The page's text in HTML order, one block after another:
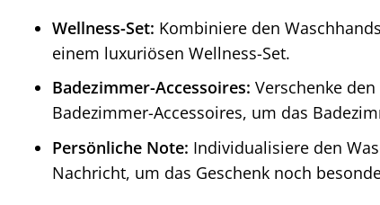
Wellness-Set: Kombiniere den
einem luxuriösen Wellness-Set.
Badezimmer-Accessoires: Verschenke
Badezimmer-Accessoires, um das
Persönliche Note: Individualisiere den
Nachricht, um das Geschenk noch